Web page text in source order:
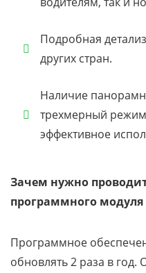
Подробная
других стран.
Наличие
трехмерный
эффективное
Зачем нужно
программного модуля
Программное
обновлять 2 раза в год.